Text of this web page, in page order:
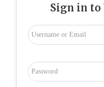
Sign in to